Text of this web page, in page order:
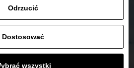
Odrzucić
Dostosować
wszystki